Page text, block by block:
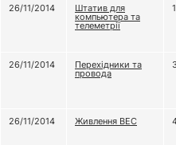
26/11/2014
Штатив для
компьютера та
телеметрії
1
26/11/2014
Перехідники та
провода
26/11/2014
Живлення ВЕС